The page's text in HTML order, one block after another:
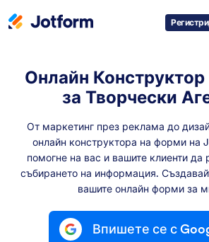
Онлайн
за Творчески
От маркетинг през реклама до
онлайн конструктора на форми на
помогне на вас и вашите клиенти да
събирането на информация.
вашите онлайн форми за
Впишете се с